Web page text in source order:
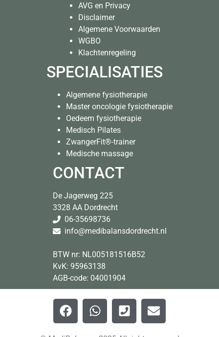
AVG en Privacy
Disclaimer
Algemene Voorwaarden
WGBO
Klachtenregeling
SPECIALISATIES
Algemene fysiotherapie
Master oncologie fysiotherapie
Oedeem fysiotherapie
Medisch Pilates
ZwangerFit®-trainer
Medische massage
CONTACT
De Jagerweg 225
3328 AA Dordrecht
06-35698736
info@medibalansdordrecht.nl
BTW nr: NL005181516B52
KvK: 95963138
AGB-code: 04001904